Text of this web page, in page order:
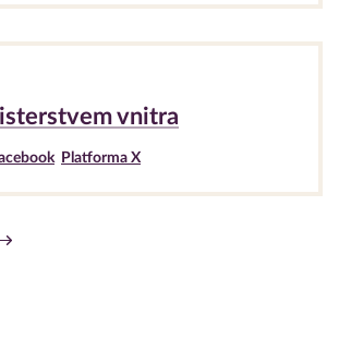
vnitra
Platforma X